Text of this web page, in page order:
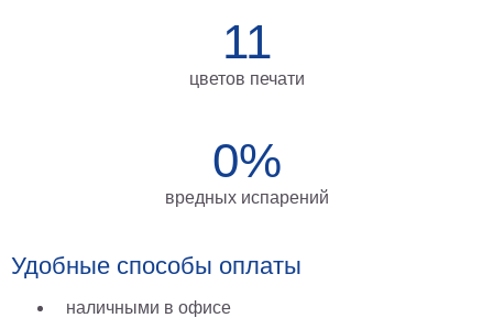
11
цветов печати
0%
вредных испарений
Удобные способы оплаты
наличными в офисе